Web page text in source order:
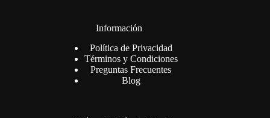
Información
Política de Privacidad
Términos y Condiciones
Preguntas Frecuentes
Blog